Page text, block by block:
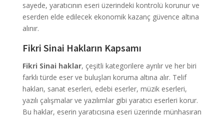
sayede, yaratıcının eseri üzerindeki kontrolü korunur ve
eserden elde edilecek ekonomik kazanç güvence altına
alınır.
Fikri Sinai Hakların Kapsamı
Fikri Sinai haklar, çeşitli kategorilere ayrılır ve her biri
farklı türde eser ve buluşları koruma altına alır. Telif
hakları, sanat eserleri, edebi eserler, müzik eserleri,
yazılı çalışmalar ve yazılımlar gibi yaratıcı eserleri korur.
Bu haklar, eserin yaratıcısına eseri üzerinde münhasıran